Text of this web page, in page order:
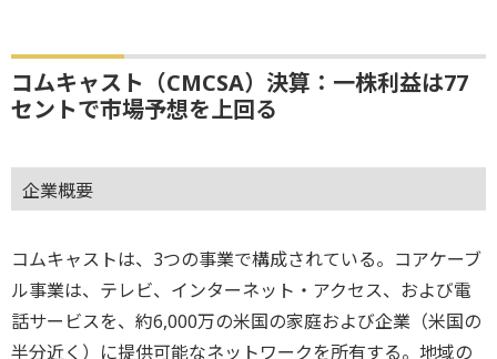
コムキャスト（CMCSA）決算：一株利益は77
セントで市場予想を上回る
企業概要
コムキャストは、3つの事業で構成されている。コアケーブ
ル事業は、テレビ、インターネット・アクセス、および電
話サービスを、約6,000万の米国の家庭および企業（米国の
半分近く）に提供可能なネットワークを所有する。地域の